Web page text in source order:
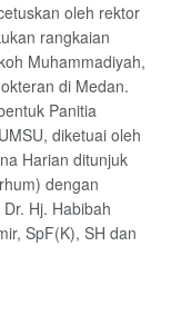
oleh rektor
rangkaian
Muhammadiyah,
di Medan.
Panitia
diketuai oleh
Harian ditunjuk
dengan
Hj. Habibah
SpF(K), SH dan